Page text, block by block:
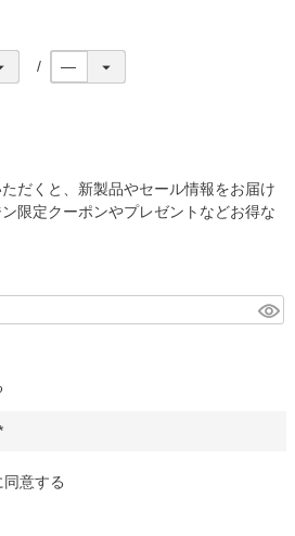
だくと、新製品やセール情報をお届け
限定クーポンやプレゼントなどお得な
同意する